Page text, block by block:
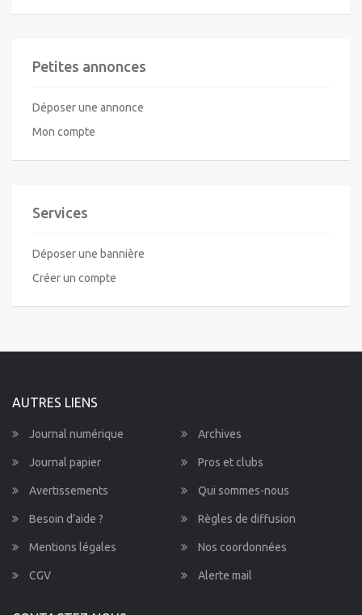
Petites annonces
Déposer une annonce
Mon compte
Services
Déposer une bannière
Créer un compte
AUTRES LIENS
Journal numérique Archives
Journal papier Pros et clubs
Avertissements Qui sommes-nous
Besoin d’aide ? Règles de diffusion
Mentions légales Nos coordonnées
CGV Alerte mail